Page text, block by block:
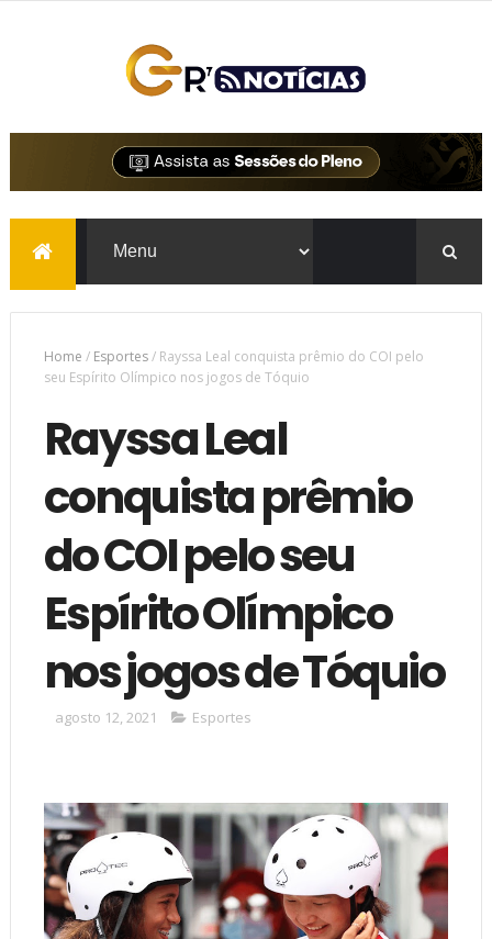
Home / Esportes/ Rayssa Leal conquista prêmio do COI pelo
seu Espírito Olímpico nos jogos de Tóquio
Rayssa Leal
conquista prêmio
do COI pelo seu
Espírito Olímpico
nos jogos de Tóquio
agosto 12, 2021 Esportes